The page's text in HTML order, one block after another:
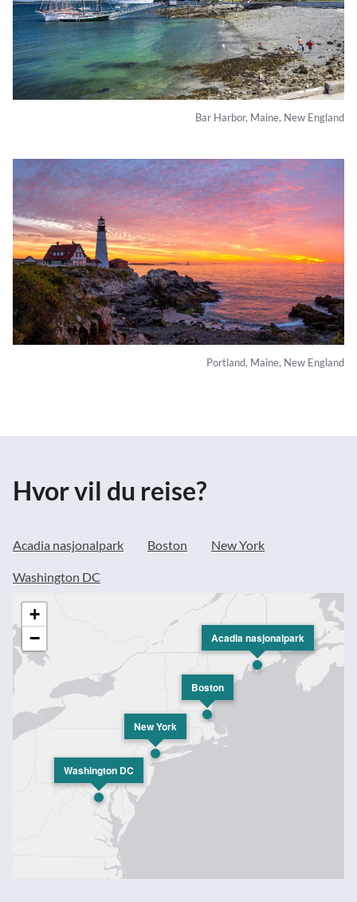
Bar Harbor, Maine, New England
Portland, Maine, New England
Hvor vil du reise?
Acadia nasjonalpark Boston New York
Washington DC
Acadia nasjonalpark
Boston
New York
Washington DC
+
−